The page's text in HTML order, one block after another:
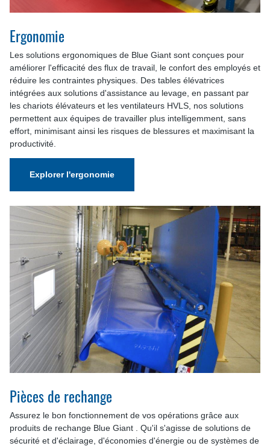
Ergonomie
Les solutions ergonomiques de Blue Giant sont conçues pour
améliorer l'efficacité des flux de travail, le confort des employés et
réduire les contraintes physiques. Des tables élévatrices
intégrées aux solutions d'assistance au levage, en passant par
les chariots élévateurs et les ventilateurs HVLS, nos solutions
permettent aux équipes de travailler plus intelligemment, sans
effort, minimisant ainsi les risques de blessures et maximisant la
productivité.
Explorer l'ergonomie
Pièces de rechange
Assurez le bon fonctionnement de vos opérations grâce aux
produits de rechange Blue Giant . Qu'il s'agisse de solutions de
sécurité et d'éclairage, d'économies d'énergie ou de systèmes de